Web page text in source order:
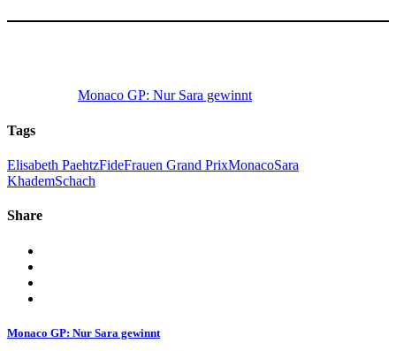
Monaco GP: Nur Sara gewinnt
Tags
Elisabeth PaehtzFideFrauen Grand PrixMonacoSara
KhademSchach
Share
Monaco GP: Nur Sara gewinnt